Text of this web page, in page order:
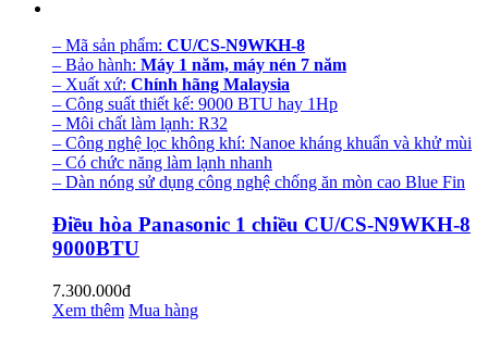
– Mã sản phẩm: CU/CS-N9WKH-8
– Bảo hành: Máy 1 năm, máy nén 7 năm
– Xuất xứ: Chính hãng Malaysia
– Công suất thiết kế: 9000 BTU hay 1Hp
– Môi chất làm lạnh: R32
– Công nghệ lọc không khí: Nanoe kháng khuẩn và khử mùi
– Có chức năng làm lạnh nhanh
– Dàn nóng sử dụng công nghệ chống ăn mòn cao Blue Fin
Điều hòa Panasonic 1 chiều CU/CS-N9WKH-8
9000BTU
7.300.000đ
Xem thêm Mua hàng